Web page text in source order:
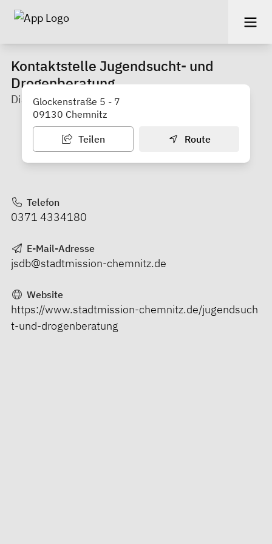
Kontaktstelle Jugendsucht- und
Drogenberatung
Diakonie Stadtmission Chemnitz e. V.
Glockenstraße 5 - 7
09130 Chemnitz
Teilen Route
Telefon
0371 4334180
E-Mail-Adresse
jsdb@stadtmission-chemnitz.de
Website
https://www.stadtmission-chemnitz.de/jugendsuch
t-und-drogenberatung